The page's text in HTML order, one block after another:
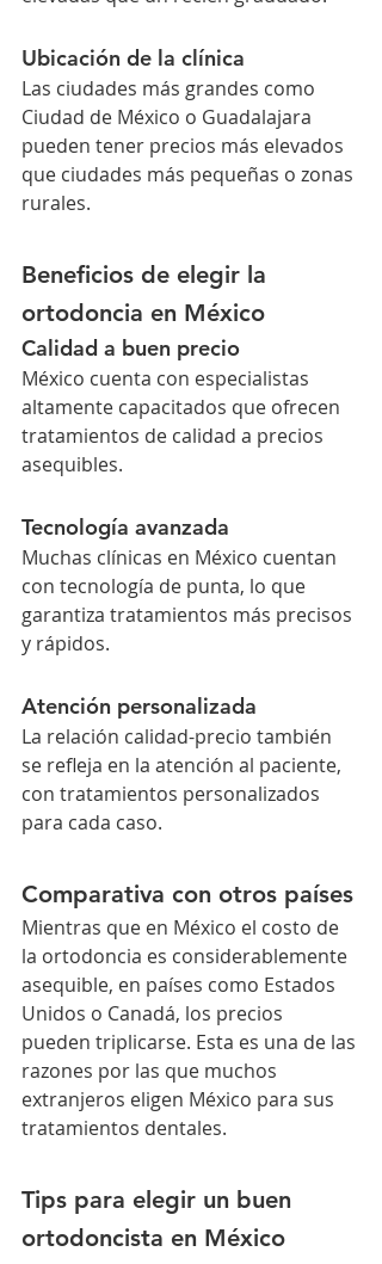
Ubicación de la clínica
Las ciudades más grandes como
Ciudad de México o Guadalajara
pueden tener precios más elevados
que ciudades más pequeñas o zonas
rurales.
Beneficios de elegir la
ortodoncia en México
Calidad a buen precio
México cuenta con especialistas
altamente capacitados que ofrecen
tratamientos de calidad a precios
asequibles.
Tecnología avanzada
Muchas clínicas en México cuentan
con tecnología de punta, lo que
garantiza tratamientos más precisos
y rápidos.
Atención personalizada
La relación calidad-precio también
se refleja en la atención al paciente,
con tratamientos personalizados
para cada caso.
Comparativa con otros países
Mientras que en México el costo de
la ortodoncia es considerablemente
asequible, en países como Estados
Unidos o Canadá, los precios
pueden triplicarse. Esta es una de las
razones por las que muchos
extranjeros eligen México para sus
tratamientos dentales.
Tips para elegir un buen
ortodoncista en México